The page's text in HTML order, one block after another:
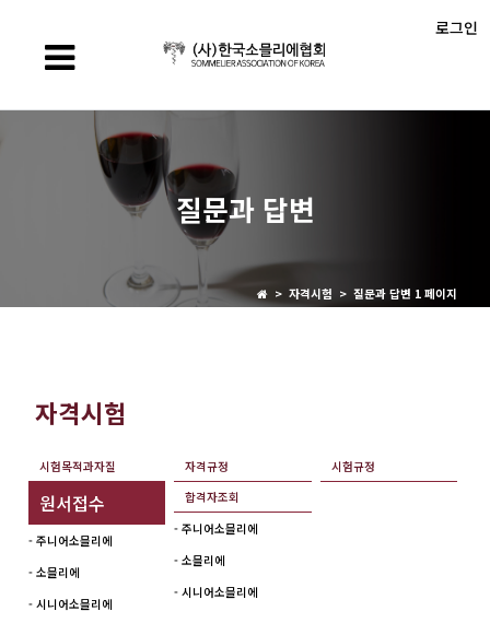
로그인
질문과 답변
> 자격시험 > 질문과 답변 1 페이지
자격시험
시험목적과자질 자격규정 시험규정
원서접수
- 주니어소믈리에
- 소믈리에
- 시니어소믈리에
합격자조회
- 주니어소믈리에
- 소믈리에
- 시니어소믈리에